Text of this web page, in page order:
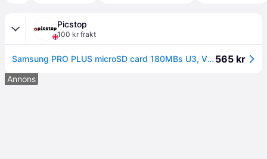
Picstop
100 kr frakt
Samsung PRO PLUS microSD card 180MBs U3, V30, A2, with adapter 128GB565 kr
Annons